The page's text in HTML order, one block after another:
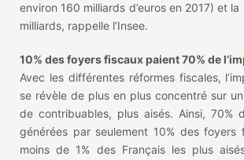
environ 160 milliards d’euros en 2017) et la
milliards, rappelle l’Insee.
10% des foyers fiscaux paient 70% de
Avec les différentes réformes fiscales,
se révèle de plus en plus concentré sur
de contribuables, plus aisés. Ainsi, 70%
générées par seulement 10% des foyers
moins de 1% des Français les plus